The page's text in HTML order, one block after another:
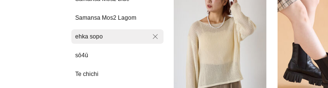
Samansa Mos2 Lagom
ehka sopo
sō4ū
Te chichi